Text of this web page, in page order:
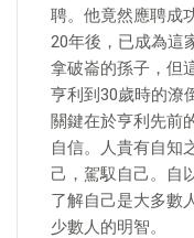
聘。他竟然應聘成
20年後，已成為這
拿破崙的孫子，但
亨利到30歲時的潦
關鍵在於亨利先前
自信。人貴有自知
己，駕馭自己。自
了解自己是大多數
少數人的明智。